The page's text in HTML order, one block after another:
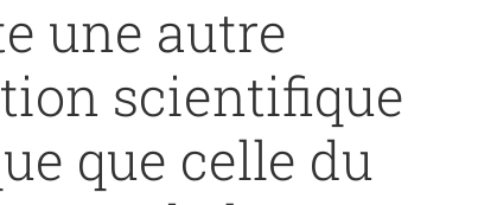
une autre
scientifique
que celle du